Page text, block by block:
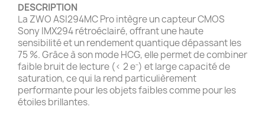
DESCRIPTION
La ZWO ASI294MC Pro intègre un capteur CMOS
Sony IMX294 rétroéclairé, offrant une haute
sensibilité et un rendement quantique dépassant les
75 %. Grâce à son mode HCG, elle permet de combiner
faible bruit de lecture (< 2 e⁻) et large capacité de
saturation, ce qui la rend particulièrement
performante pour les objets faibles comme pour les
étoiles brillantes.